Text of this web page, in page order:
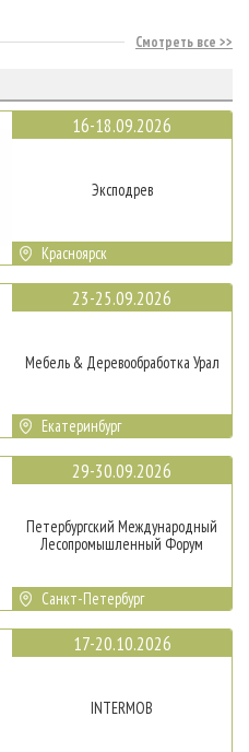
Смотреть все
16-18.09.2026
Эксподрев
Красноярск
23-25.09.2026
Мебель & Деревообработка Урал
Екатеринбург
29-30.09.2026
Петербургский Международный
Лесопромышленный Форум
Санкт-Петербург
17-20.10.2026
INTERMOB